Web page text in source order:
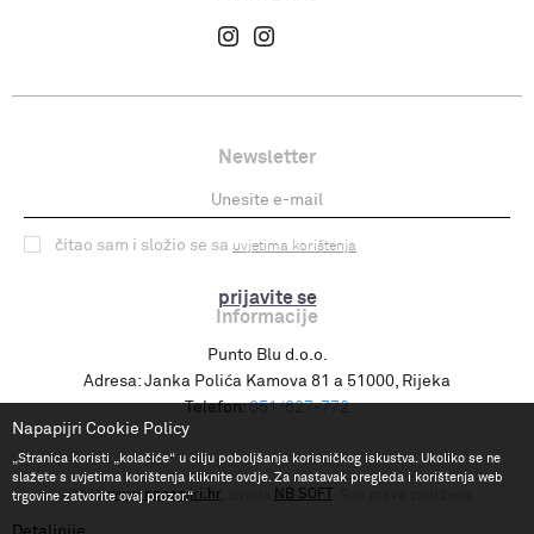
Newsletter
prijavite se
čitao sam i složio se sa uvjetima korištenja
Informacije
Punto Blu d.o.o.
Adresa: Janka Polića Kamova 81 a 51000, Rijeka
Telefon: 051/627-772
©2026www.napapijri.hr NB SOFT
Napapijri Cookie Policy
„Stranica koristi „kolačiće“ u cilju poboljšanja korisničkog iskustva. Ukoliko se ne
slažete s uvjetima korištenja kliknite ovdje. Za nastavak pregleda i korištenja web
trgovine zatvorite ovaj prozor.“